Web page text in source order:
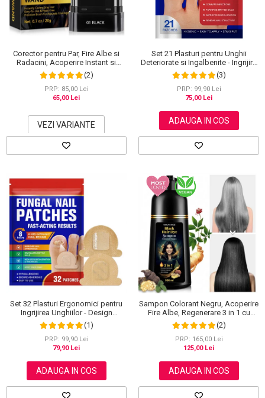
Corector pentru Par, Fire Albe si
Radacini, Acoperire Instant si
Rezistenta la Transfer, 20 g
(2)
PRP: 85,00 Lei
65,00 Lei
VEZI VARIANTE
Set 21 Plasturi pentru Unghii
Deteriorate si Ingalbenite - Ingrijire
Nocturna si Protectie
(3)
PRP: 99,90 Lei
75,00 Lei
ADAUGA IN COS
Set 32 Plasturi Ergonomici pentru
Ingrijirea Unghiilor - Design
Adaptabil si Protectie Intensa
Nocturna
(1)
PRP: 99,90 Lei
79,90 Lei
ADAUGA IN COS
Sampon Colorant Negru, Acoperire
Fire Albe, Regenerare 3 in 1 cu
Ghimbir, 500 ml
(2)
PRP: 165,00 Lei
125,00 Lei
ADAUGA IN COS